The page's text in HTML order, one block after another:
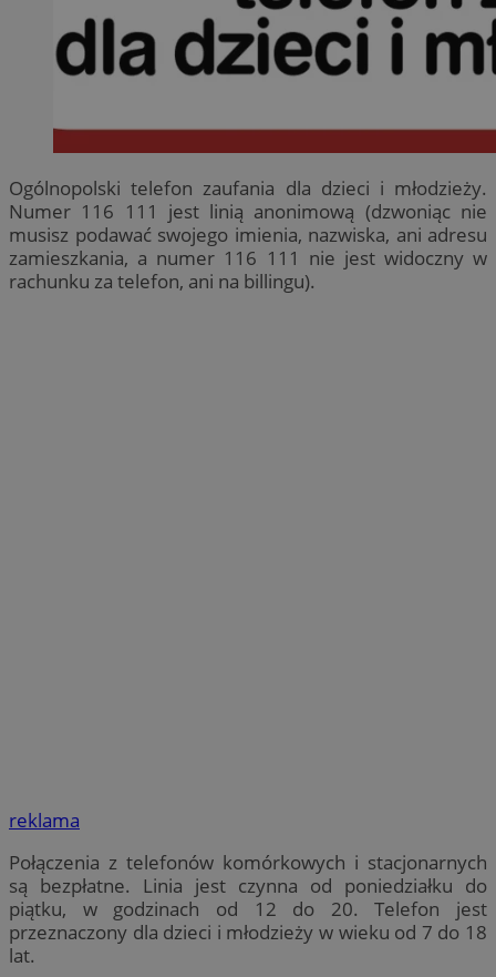
Ogólnopolski telefon zaufania dla dzieci i młodzieży.
Numer 116 111 jest linią anonimową (dzwoniąc nie
musisz podawać swojego imienia, nazwiska, ani adresu
zamieszkania, a numer 116 111 nie jest widoczny w
rachunku za telefon, ani na billingu).
reklama
Połączenia z telefonów komórkowych i stacjonarnych
są bezpłatne. Linia jest czynna od poniedziałku do
piątku, w godzinach od 12 do 20. Telefon jest
przeznaczony dla dzieci i młodzieży w wieku od 7 do 18
lat.